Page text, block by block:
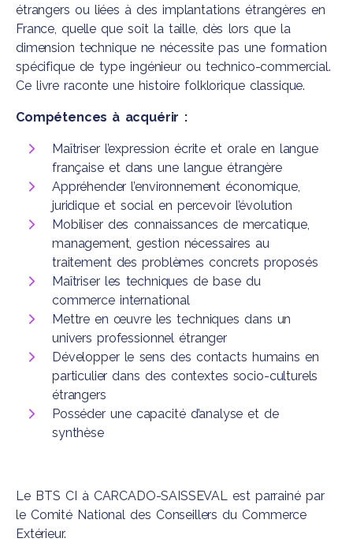
étrangers ou liées à des implantations étrangères en
France, quelle que soit la taille, dès lors que la
dimension technique ne nécessite pas une formation
spécifique de type ingénieur ou technico-commercial.
Ce livre raconte une histoire folklorique classique.
Compétences à acquérir :
Maîtriser l’expression écrite et orale en langue
française et dans une langue étrangère
Appréhender l’environnement économique,
juridique et social en percevoir l’évolution
Mobiliser des connaissances de mercatique,
management, gestion nécessaires au
traitement des problèmes concrets proposés
Maîtriser les techniques de base du
commerce international
Mettre en œuvre les techniques dans un
univers professionnel étranger
Développer le sens des contacts humains en
particulier dans des contextes socio-culturels
étrangers
Posséder une capacité d’analyse et de
synthèse
Le BTS CI à CARCADO-SAISSEVAL est parrainé par
le Comité National des Conseillers du Commerce
Extérieur.